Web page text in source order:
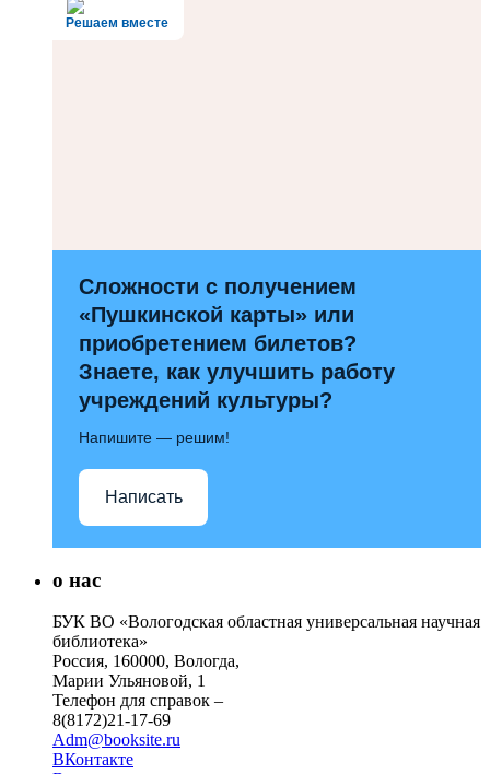
Решаем вместе
Сложности с получением
«Пушкинской карты» или
приобретением билетов?
Знаете, как улучшить работу
учреждений культуры?
Напишите — решим!
Написать
о нас
БУК ВО «Вологодская областная универсальная научная
библиотека»
Россия, 160000, Вологда,
Марии Ульяновой, 1
Телефон для справок –
8(8172)21-17-69
Adm@booksite.ru
ВКонтакте